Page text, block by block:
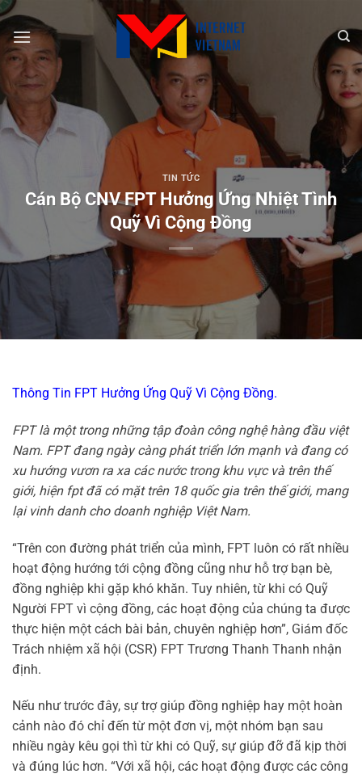
Chuyển
đến
nội
dung
TIN TỨC
Cán Bộ CNV FPT Hưởng Ứng Nhiệt Tình
Quỹ Vì Cộng Đồng
Thông Tin FPT Hưởng Ứng Quỹ Vì Cộng Đồng.
FPT là một trong những tập đoàn công nghệ hàng đầu việt
Nam. FPT đang ngày càng phát triển lớn mạnh và đang có
xu hướng vươn ra xa các nước trong khu vực và trên thế
giới, hiện fpt đã có mặt trên 18 quốc gia trên thế giới, mang
lại vinh danh cho doanh nghiệp Việt Nam.
“Trên con đường phát triển của mình, FPT luôn có rất nhiều
hoạt động hướng tới cộng đồng cũng như hỗ trợ bạn bè,
đồng nghiệp khi gặp khó khăn. Tuy nhiên, từ khi có Quỹ
Người FPT vì cộng đồng, các hoạt động của chúng ta được
thực hiện một cách bài bản, chuyên nghiệp hơn”, Giám đốc
Trách nhiệm xã hội (CSR) FPT Trương Thanh Thanh nhận
định.
Nếu như trước đây, sự trợ giúp đồng nghiệp hay một hoàn
cảnh nào đó chỉ đến từ một đơn vị, một nhóm bạn sau
nhiều ngày kêu gọi thì từ khi có Quỹ, sự giúp đỡ đã kịp thời
và đúng lúc hơn. “Với xã hội, các hoạt động được các công